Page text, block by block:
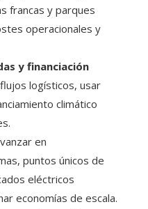
francas y parques
operacionales y
y financiación
logísticos, usar
climático
en
puntos únicos de
eléctricos
economías de escala.